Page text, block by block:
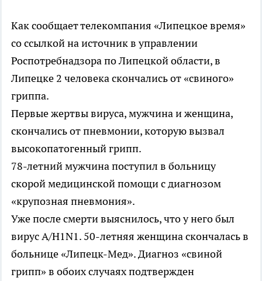
Как сообщает телекомпания «Липецкое время»
со ссылкой на источник в управлении
Роспотребнадзора по Липецкой области, в
Липецке 2 человека скончались от «свиного»
гриппа.
Первые жертвы вируса, мужчина и женщина,
скончались от пневмонии, которую вызвал
высокопатогенный грипп.
78-летний мужчина поступил в больницу
скорой медицинской помощи с диагнозом
«крупозная пневмония».
Уже после смерти выяснилось, что у него был
вирус А/H1N1. 50-летняя женщина скончалась в
больнице «Липецк-Мед». Диагноз «свиной
грипп» в обоих случаях подтвержден